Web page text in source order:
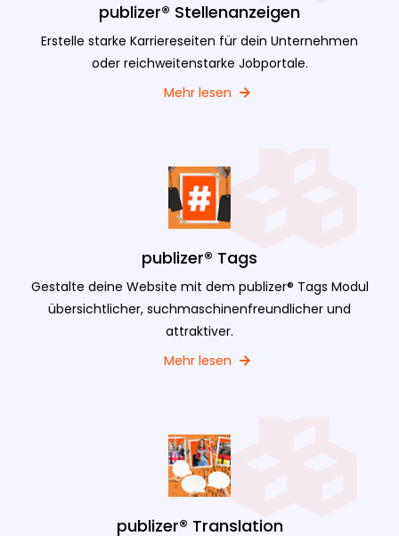
publizer® Stellenanzeigen
Erstelle starke Karriereseiten für dein Unternehmen
oder reichweitenstarke Jobportale.
Mehr lesen
publizer® Tags
Gestalte deine Website mit dem publizer® Tags Modul
übersichtlicher, suchmaschinenfreundlicher und
attraktiver.
Mehr lesen
publizer® Translation